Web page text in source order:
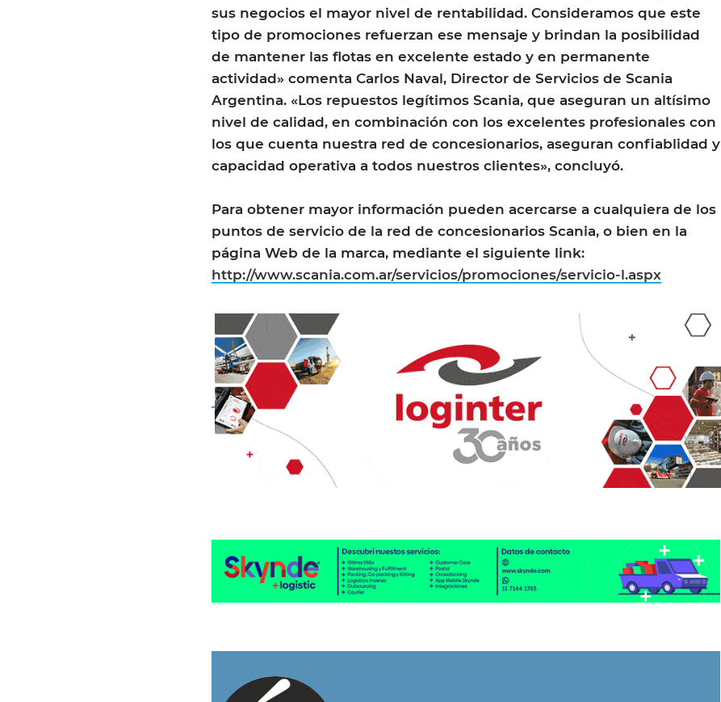
sus negocios el mayor nivel de rentabilidad. Consideramos que este
tipo de promociones refuerzan ese mensaje y brindan la posibilidad
de mantener las flotas en excelente estado y en permanente
actividad» comenta Carlos Naval, Director de Servicios de Scania
Argentina. «Los repuestos legítimos Scania, que aseguran un altísimo
nivel de calidad, en combinación con los excelentes profesionales con
los que cuenta nuestra red de concesionarios, aseguran confiablidad y
capacidad operativa a todos nuestros clientes», concluyó.
Para obtener mayor información pueden acercarse a cualquiera de los
puntos de servicio de la red de concesionarios Scania, o bien en la
página Web de la marca, mediante el siguiente link:
http://www.scania.com.ar/servicios/promociones/servicio-l.aspx